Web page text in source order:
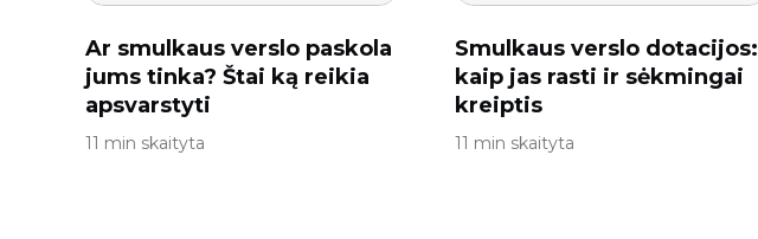
Ar smulkaus verslo paskola
jums tinka? Štai ką reikia
apsvarstyti
11 min skaityta
Smulkaus verslo dotacijos:
kaip jas rasti ir sėkmingai
kreiptis
11 min skaityta